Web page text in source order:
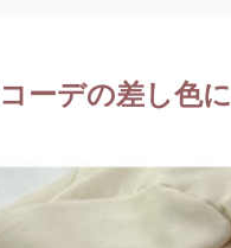
ーデの差し色に